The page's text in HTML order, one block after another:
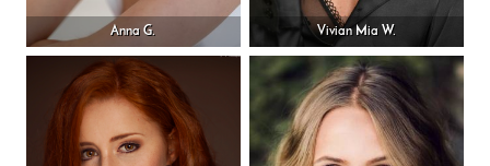
Anna G. Vivian Mia W.